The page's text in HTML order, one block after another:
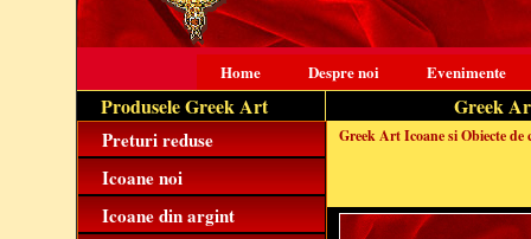
Home Despre noi Evenimente
Produsele Greek Art Greek
Preturi reduse
Icoane noi
Icoane din argint
Greek Art Icoane si Obiecte de